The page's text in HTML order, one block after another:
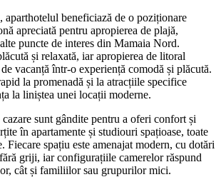
aparthotelul beneficiază de o poziționare
apreciată pentru apropierea de plajă,
puncte de interes din Mamaia Nord.
și relaxată, iar apropierea de litoral
vacanță într-o experiență comodă și plăcută.
la promenadă și la atracțiile specifice
la liniștea unei locații moderne.
sunt gândite pentru a oferi confort și
în apartamente și studiouri spațioase, toate
Fiecare spațiu este amenajat modern, cu dotări
griji, iar configurațiile camerelor răspund
cât și familiilor sau grupurilor mici.